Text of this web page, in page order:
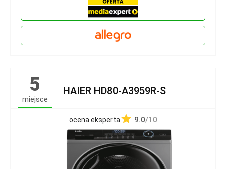
5
miejsce
HAIER HD80-A3959R-S
ocena eksperta 9.0/10